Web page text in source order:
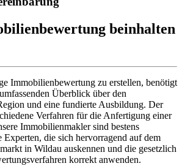
beinhalten
Immobilienbewertung zu erstellen, benötigt
Überblick über den
und eine fundierte Ausbildung. Der
Verfahren für die Anfertigung einer
Immobilienmakler sind bestens
Experten, die sich hervorragend auf dem
in Wildau auskennen und die gesetzlich
korrekt anwenden.